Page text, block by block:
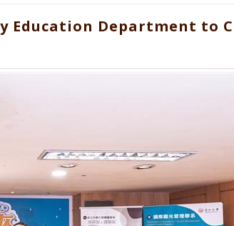
Education Department to